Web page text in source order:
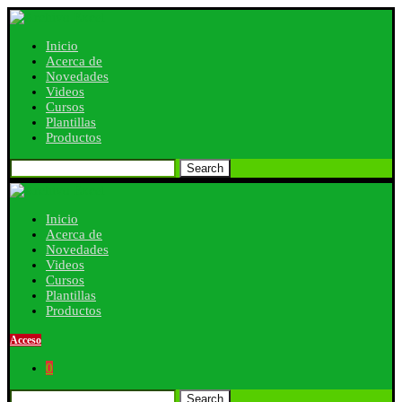
Inicio
Acerca de
Novedades
Videos
Cursos
Plantillas
Productos
Search
Inicio
Acerca de
Novedades
Videos
Cursos
Plantillas
Productos
Acceso
0
Search